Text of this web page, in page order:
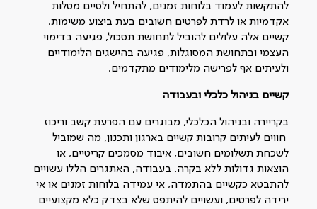
להתקשות לעמוד בלוחות זמנים, להתחיל ולסיים מטלות
אקדמיות או לרדת לפרטים חשובים בעת ביצוע משימות.
קשיים אלה עלולים להוביל לתחושת תסכול, פגיעה בדימוי
העצמי ובתחושת המסוגלות, פגיעה בהישגים הלימודיים
ולעיתים אף לפרישה מלימודים מתקדמים.
קשיים בניהול כלכלי ובעבודה
בקריירה ובניהול הכלכלי, מבוגרים עם הפרעת קשב וריכוז
חווים לעיתים קרובות קשיים בארגון ותכנון, מה שמוביל
לשכחת תשלומים חשובים, איבוד מסמכים קריטיים, או
הוצאות גדולות ללא בקרה. בעבודה, האתגרים הללו עשויים
להתבטא כקשיים בהתמדה, אי עמידה בלוחות זמנים או אי
ירידה לפרטים, ועשויים להיתפס שלא בצדק כלא מקצועיים